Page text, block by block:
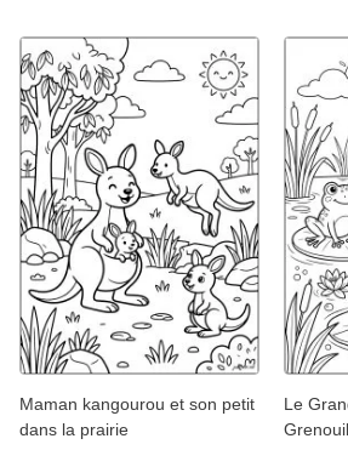
Maman kangourou et son petit
dans la prairie
Le